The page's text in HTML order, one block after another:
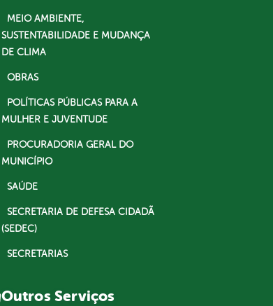
MEIO AMBIENTE,
SUSTENTABILIDADE E MUDANÇA
DE CLIMA
OBRAS
POLÍTICAS PÚBLICAS PARA A
MULHER E JUVENTUDE
PROCURADORIA GERAL DO
MUNICÍPIO
SAÚDE
SECRETARIA DE DEFESA CIDADÃ
(SEDEC)
SECRETARIAS
Outros Serviços